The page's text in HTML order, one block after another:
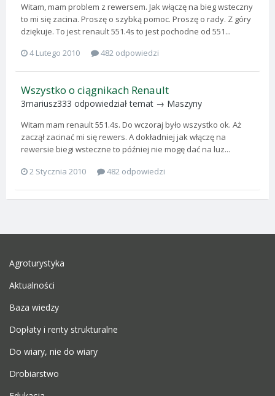
Witam, mam problem z rewersem. Jak włączę na bieg wsteczny
to mi się zacina. Proszę o szybką pomoc. Proszę o rady. Z góry
dziękuje. To jest renault 551.4s to jest pochodne od 551...
4 Lutego 2010
482 odpowiedzi
Wszystko o ciągnikach Renault
3mariusz333 odpowiedział temat → Maszyny
Witam mam renault 551.4s. Do wczoraj było wszystko ok. Aż
zaczął zacinać mi się rewers. A dokładniej jak włączę na
rewersie biegi wsteczne to później nie mogę dać na luz...
2 Stycznia 2010
482 odpowiedzi
Agroturystyka
Aktualności
Baza wiedzy
Dopłaty i renty strukturalne
Do wiary, nie do wiary
Drobiarstwo